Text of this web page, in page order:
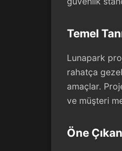
Temel
Lunapark
rahatça
amaçlar.
ve müşteri
Öne